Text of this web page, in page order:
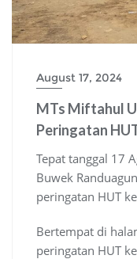
August 17, 2024
MTs Miftahul
Peringatan
Tepat tanggal 17
Buwek
peringatan HUT
Bertempat di
peringatan HUT